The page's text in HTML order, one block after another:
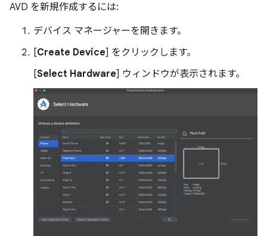
AVD を新規作成するには:
デバイス マネージャーを開きます。
[Create Device] をクリックします。
[Select Hardware] ウィンドウが表示されます。